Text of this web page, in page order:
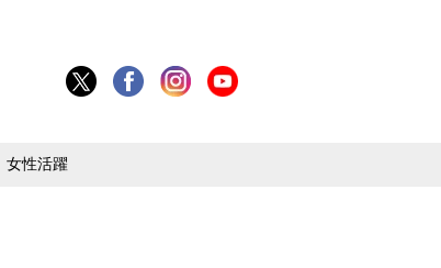
女性活躍